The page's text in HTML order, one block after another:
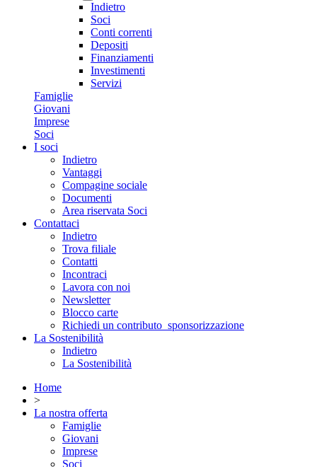
Indietro
Soci
Conti correnti
Depositi
Finanziamenti
Investimenti
Servizi
Famiglie
Giovani
Imprese
Soci
I soci
Indietro
Vantaggi
Compagine sociale
Documenti
Area riservata Soci
Contattaci
Indietro
Trova filiale
Contatti
Incontraci
Lavora con noi
Newsletter
Blocco carte
Richiedi un contributo_sponsorizzazione
La Sostenibilità
Indietro
La Sostenibilità
Home
>
La nostra offerta
Famiglie
Giovani
Imprese
Soci